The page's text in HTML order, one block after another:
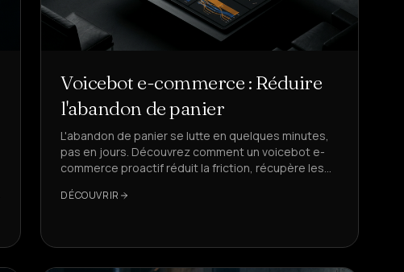
Voicebot e-commerce : Réduire
l'abandon de panier
L'abandon de panier se lutte en quelques minutes,
pas en jours. Découvrez comment un voicebot e-
commerce proactif réduit la friction, récupère les
latences sous la seconde.
DÉCOUVRIR